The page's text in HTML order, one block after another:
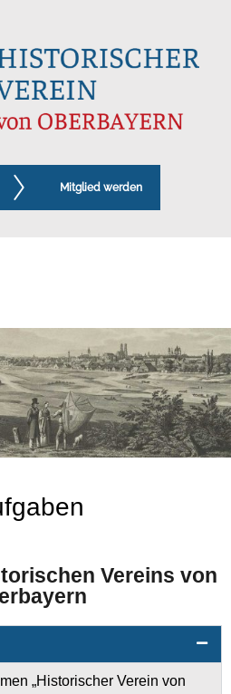
Mitglied werden
Vereins von
„Historischer Verein von